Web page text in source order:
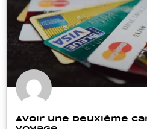
Avoir une deuxième